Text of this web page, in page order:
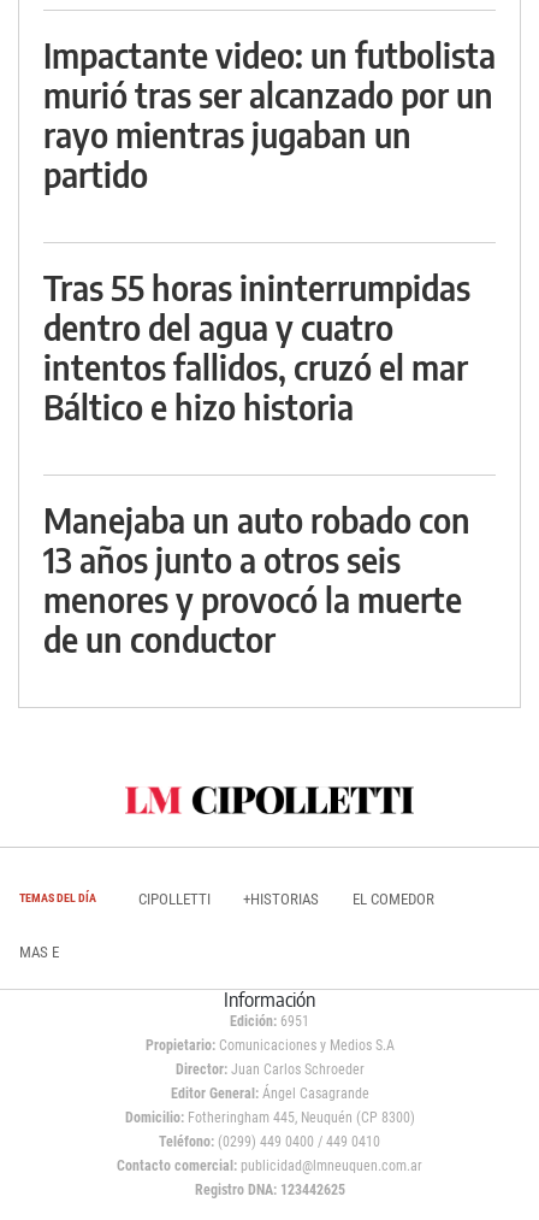
Impactante video: un futbolista
murió tras ser alcanzado por un
rayo mientras jugaban un
partido
Tras 55 horas ininterrumpidas
dentro del agua y cuatro
intentos fallidos, cruzó el mar
Báltico e hizo historia
Manejaba un auto robado con
13 años junto a otros seis
menores y provocó la muerte
de un conductor
TEMAS DEL DÍA CIPOLLETTI +HISTORIAS EL COMEDOR
MAS E
Información
Edición: 6951
Propietario:Comunicaciones y Medios S.A
Director: Juan Carlos Schroeder
Editor General:Ángel Casagrande
Domicilio:Fotheringham 445, Neuquén (CP 8300)
Teléfono: (0299) 449 0400 / 449 0410
Contacto comercial: publicidad@lmneuquen.com.ar
Registro DNA: 123442625